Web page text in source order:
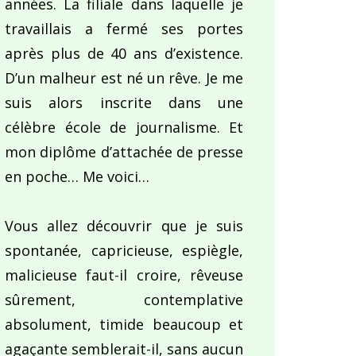
travaillais a fermé ses portes
après plus de 40 ans d’existence.
D’un malheur est né un rêve. Je me
suis alors inscrite dans une
célèbre école de journalisme. Et
mon diplôme d’attachée de presse
en poche… Me voici…
Vous allez découvrir que je suis
spontanée, capricieuse, espiègle,
malicieuse faut-il croire, rêveuse
sûrement, contemplative
absolument, timide beaucoup et
agaçante semblerait-il, sans aucun